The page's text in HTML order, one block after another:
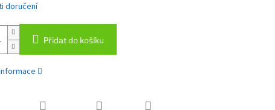
doručení
Přidat do košíku